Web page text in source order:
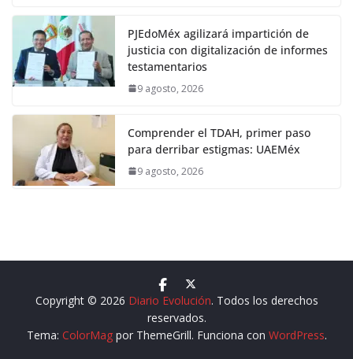
PJEdoMéx agilizará impartición de
justicia con digitalización de informes
testamentarios
9 agosto, 2026
Comprender el TDAH, primer paso
para derribar estigmas: UAEMéx
9 agosto, 2026
Copyright © 2026 Diario Evolución. Todos los derechos
reservados.
Tema: ColorMagpor ThemeGrill. Funciona con WordPress.